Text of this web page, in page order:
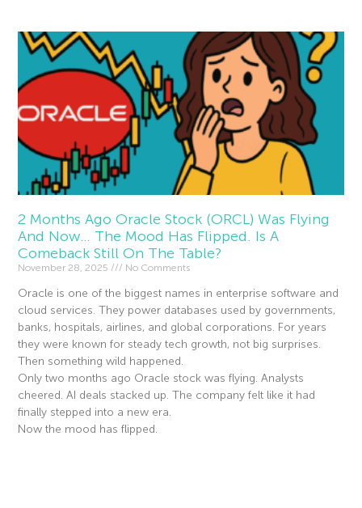
2 Months Ago Oracle Stock (ORCL) Was Flying
And Now… The Mood Has Flipped. Is A
Comeback Still On The Table?
November 28, 2025 No Comments
Oracle is one of the biggest names in enterprise software and
cloud services. They power databases used by governments,
banks, hospitals, airlines, and global corporations. For years
they were known for steady tech growth, not big surprises.
Then something wild happened.
Only two months ago Oracle stock was flying. Analysts
cheered. AI deals stacked up. The company felt like it had
finally stepped into a new era.
Now the mood has flipped.